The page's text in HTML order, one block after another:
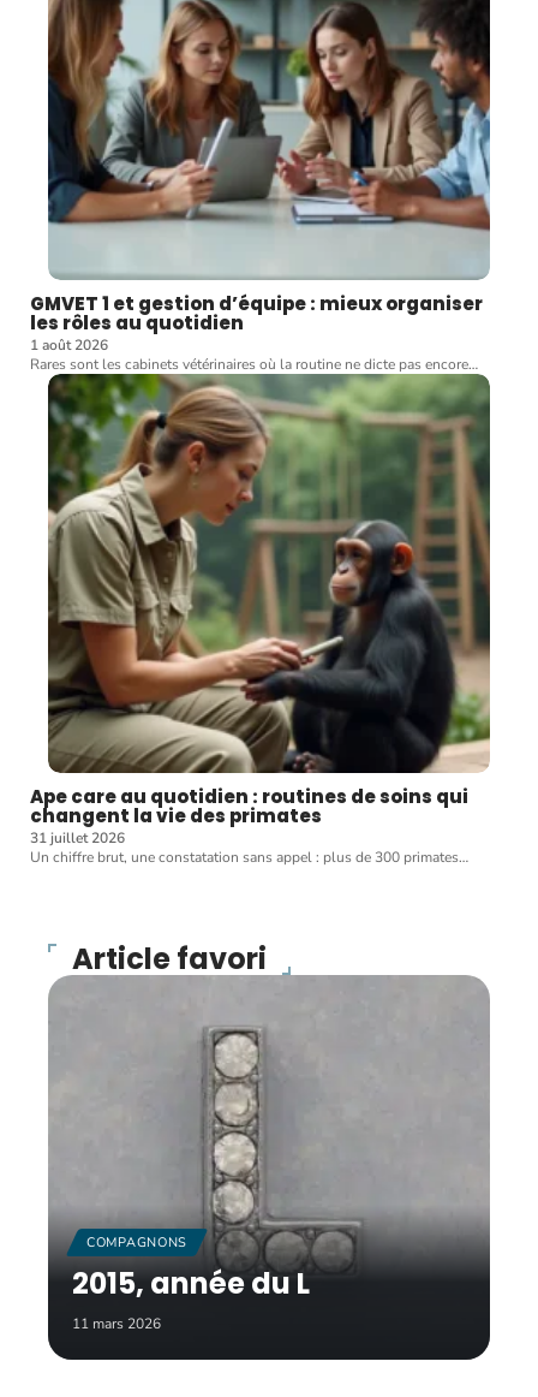
GMVET 1 et gestion d’équipe : mieux organiser
les rôles au quotidien
1 août 2026
Rares sont les cabinets vétérinaires où la routine ne dicte pas encore…
Ape care au quotidien : routines de soins qui
changent la vie des primates
31 juillet 2026
Un chiffre brut, une constatation sans appel : plus de 300 primates…
Article favori
COMPAGNONS
2015, année du L
11 mars 2026